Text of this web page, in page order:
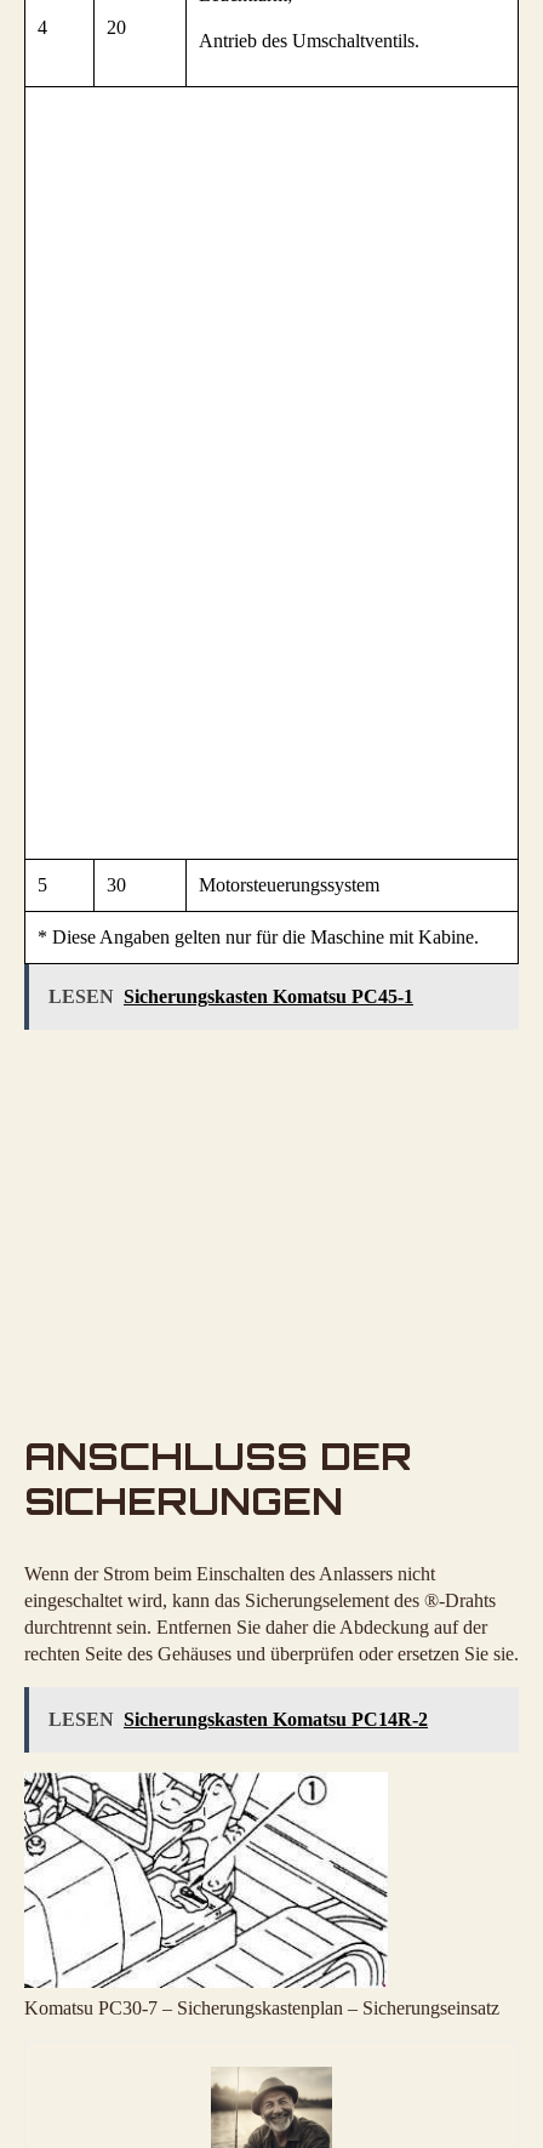
4 20
Antrieb des Umschaltventils.
5 30 Motorsteuerungssystem
* Diese Angaben gelten nur für die Maschine mit Kabine.
LESEN Sicherungskasten Komatsu PC45-1
ANSCHLUSS DER
SICHERUNGEN
Wenn der Strom beim Einschalten des Anlassers nicht
eingeschaltet wird, kann das Sicherungselement des ®-Drahts
durchtrennt sein. Entfernen Sie daher die Abdeckung auf der
rechten Seite des Gehäuses und überprüfen oder ersetzen Sie sie.
LESEN Sicherungskasten Komatsu PC14R-2
Komatsu PC30-7 – Sicherungskastenplan – Sicherungseinsatz